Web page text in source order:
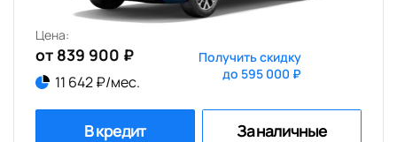
Цена:
от 839 900 ₽
11 642 ₽/мес.
Получить скидку
до 595 000 ₽
В кредит За наличные